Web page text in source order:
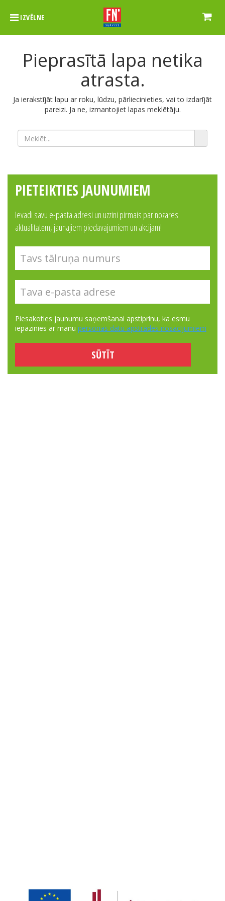
IZVĒLNE
Pieprasītā lapa netika
atrasta.
Ja ierakstījāt lapu ar roku, lūdzu, pārliecinieties, vai to izdarījāt
pareizi. Ja ne, izmantojiet lapas meklētāju.
PIETEIKTIES JAUNUMIEM
Ievadi savu e-pasta adresi un uzzini pirmais par nozares
aktualitātēm, jaunajiem piedāvājumiem un akcijām!
Piesakoties jaunumu saņemšanai apstiprinu, ka esmu
iepazinies ar manu personas datu apstrādes nosacījumiem